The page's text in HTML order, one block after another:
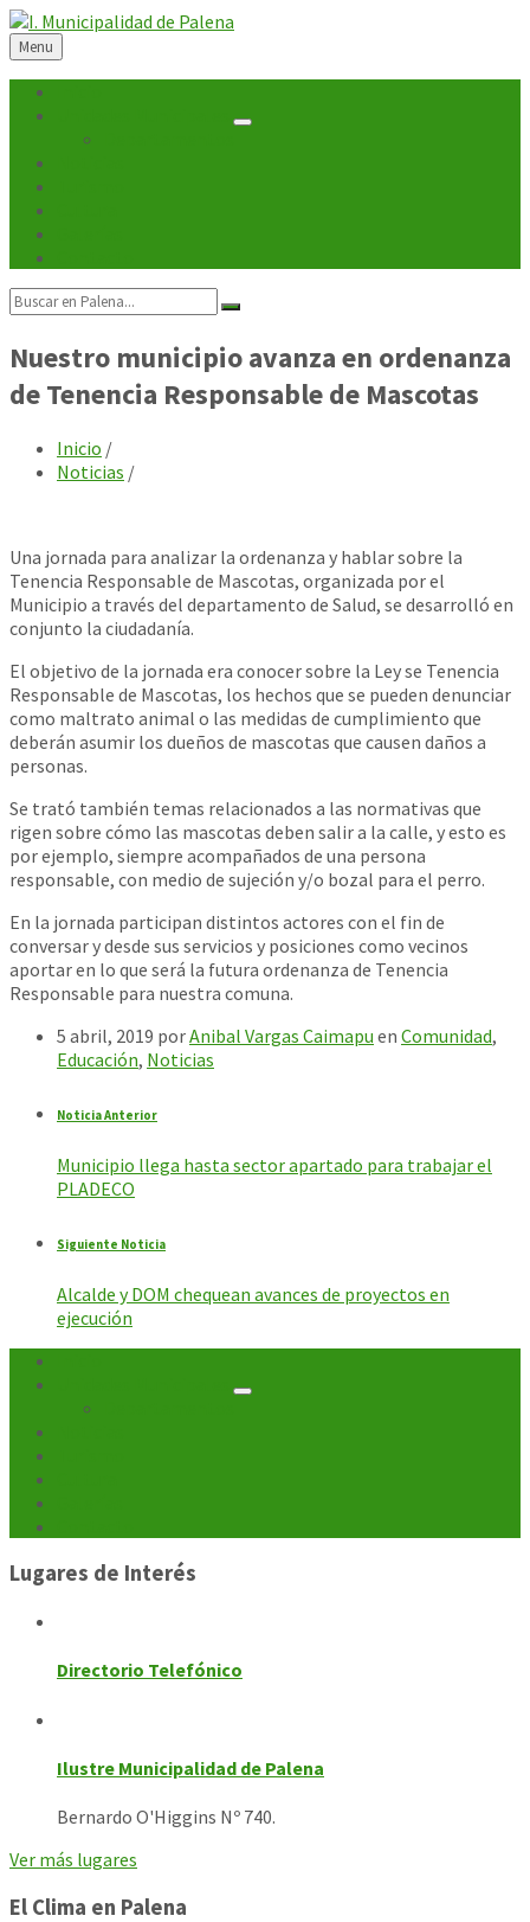
Skip
to
content
Skip
to
left
sidebar
Skip
to
right
sidebar
Skip
to
footer
Menu
Search:
Nuestro municipio avanza en ordenanza
de Tenencia Responsable de Mascotas
Inicio /
Noticias /
Una jornada para analizar la ordenanza y hablar sobre la
Tenencia Responsable de Mascotas, organizada por el
Municipio a través del departamento de Salud, se desarrolló en
conjunto la ciudadanía.
El objetivo de la jornada era conocer sobre la Ley se Tenencia
Responsable de Mascotas, los hechos que se pueden denunciar
como maltrato animal o las medidas de cumplimiento que
deberán asumir los dueños de mascotas que causen daños a
personas.
Se trató también temas relacionados a las normativas que
rigen sobre cómo las mascotas deben salir a la calle, y esto es
por ejemplo, siempre acompañados de una persona
responsable, con medio de sujeción y/o bozal para el perro.
En la jornada participan distintos actores con el fin de
conversar y desde sus servicios y posiciones como vecinos
aportar en lo que será la futura ordenanza de Tenencia
Responsable para nuestra comuna.
5 abril, 2019 porAnibal Vargas Caimapu en Comunidad,
Educación, Noticias
Noticia Anterior
Municipio llega hasta sector apartado para trabajar el
PLADECO
Siguiente Noticia
Alcalde y DOM chequean avances de proyectos en
ejecución
Lugares de Interés
Directorio Telefónico
Ilustre Municipalidad de Palena
Bernardo O'Higgins Nº 740.
Ver más lugares
El Clima en Palena